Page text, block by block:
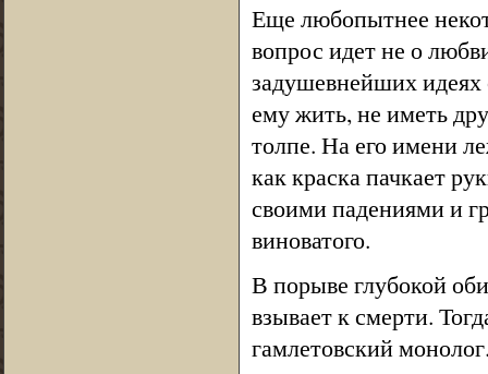
Еще любопытнее
вопрос идет не о
задушевнейших идеях
ему жить, не иметь
толпе. На его имени
как краска пачкает
своими падениями и
виноватого.
В порыве глубокой
взывает к смерти.
гамлетовский